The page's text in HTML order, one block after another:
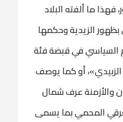
فهذا ما ألفته البلاد
بظهور الزيدية وحكمها
السياسي في قبضة فئة
أو كما يوصف
والأزمنة عرف شمال
المحمي بما يسمى